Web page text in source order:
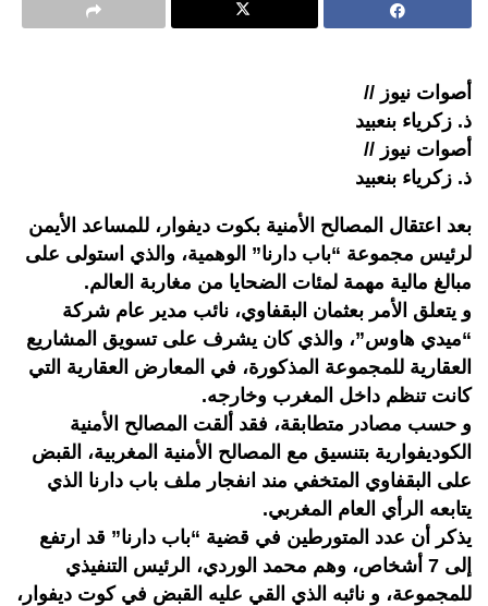
أصوات نيوز //
ذ. زكرياء بنعبيد
أصوات نيوز //
ذ. زكرياء بنعبيد
بعد اعتقال المصالح الأمنية بكوت ديفوار، للمساعد الأيمن
لرئيس مجموعة “باب دارنا” الوهمية، والذي استولى على
مبالغ مالية مهمة لمئات الضحايا من مغاربة العالم.
و يتعلق الأمر بعثمان البقفاوي، نائب مدير عام شركة
“ميدي هاوس”، والذي كان يشرف على تسويق المشاريع
العقارية للمجموعة المذكورة، في المعارض العقارية التي
كانت تنظم داخل المغرب وخارجه.
و حسب مصادر متطابقة، فقد ألقت المصالح الأمنية
الكوديفوارية بتنسيق مع المصالح الأمنية المغربية، القبض
على البقفاوي المتخفي مند انفجار ملف باب دارنا الذي
يتابعه الرأي العام المغربي.
يذكر أن عدد المتورطين في قضية “باب دارنا” قد ارتفع
إلى 7 أشخاص، وهم محمد الوردي، الرئيس التنفيذي
للمجموعة، و نائبه الذي القي عليه القبض في كوت ديفوار،